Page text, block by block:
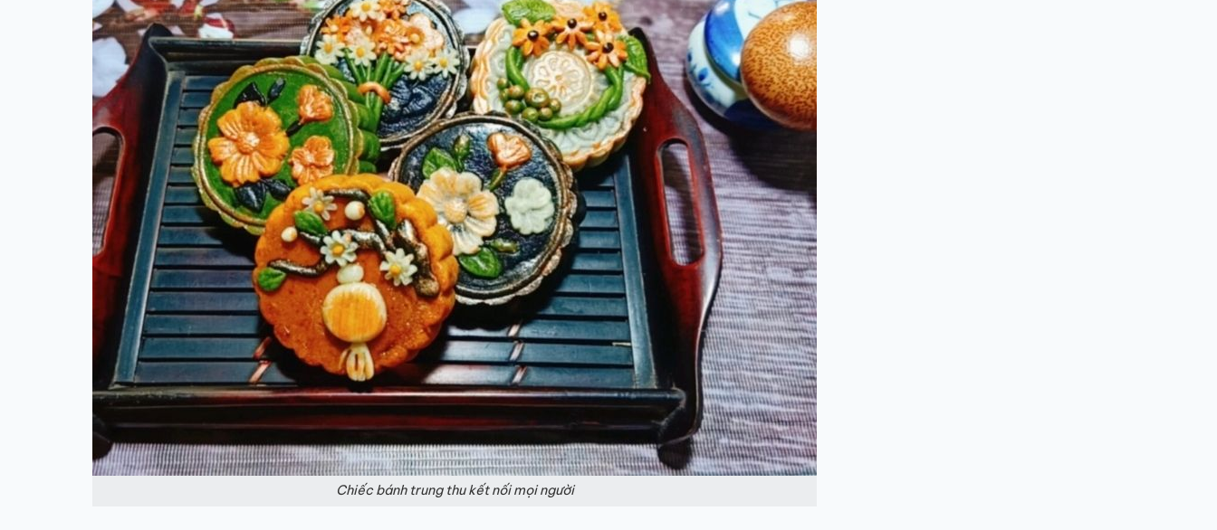
Chiếc bánh trung thu kết nối mọi người